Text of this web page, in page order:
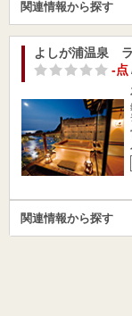
関連情報から探す
よしが浦温泉 ラ
-点
関連情報から探す